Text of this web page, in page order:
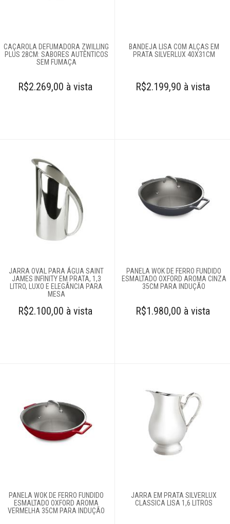
CAÇAROLA DEFUMADORA ZWILLING
PLUS 28CM: SABORES AUTÊNTICOS
SEM FUMAÇA
R$2.269,00 à vista
BANDEJA LISA COM ALÇAS EM
PRATA SILVERLUX 40X31CM
R$2.199,90 à vista
JARRA OVAL PARA ÁGUA SAINT
JAMES INFINITY EM PRATA, 1,3
LITRO, LUXO E ELEGÂNCIA PARA
MESA
R$2.100,00 à vista
PANELA WOK DE FERRO FUNDIDO
ESMALTADO OXFORD AROMA CINZA
35CM PARA INDUÇÃO
R$1.980,00 à vista
PANELA WOK DE FERRO FUNDIDO
ESMALTADO OXFORD AROMA
VERMELHA 35CM PARA INDUÇÃO
JARRA EM PRATA SILVERLUX
CLASSICA LISA 1,6 LITROS